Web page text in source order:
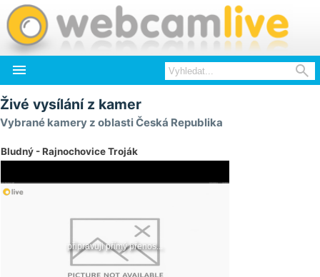
 
Živé vysílání z kamer
Vybrané kamery z oblasti Česká Republika
Bludný - Rajnochovice Troják